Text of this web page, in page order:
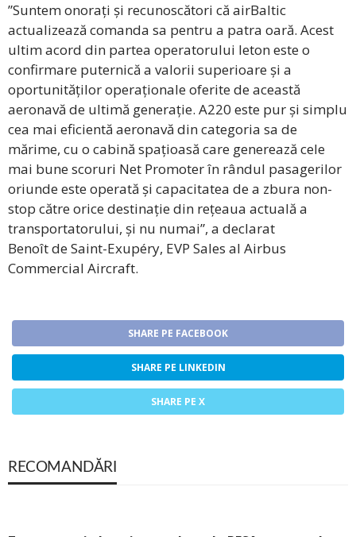
”Suntem onorați și recunoscători că airBaltic
actualizează comanda sa pentru a patra oară. Acest
ultim acord din partea operatorului leton este o
confirmare puternică a valorii superioare și a
oportunităților operaționale oferite de această
aeronavă de ultimă generație. A220 este pur și simplu
cea mai eficientă aeronavă din categoria sa de
mărime, cu o cabină spațioasă care generează cele
mai bune scoruri Net Promoter în rândul pasagerilor
oriunde este operată și capacitatea de a zbura non-
stop către orice destinație din rețeaua actuală a
transportatorului, și nu numai”, a declarat
Benoît de Saint-Exupéry, EVP Sales al Airbus
Commercial Aircraft.
SHARE PE FACEBOOK
SHARE PE LINKEDIN
SHARE PE X
RECOMANDĂRI